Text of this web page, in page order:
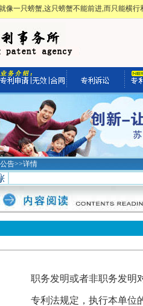
像一只螃蟹,这只螃蟹不能前进,而只能横
告>>详情
职务发明或者非职务发明
专利法规定，执行本单位